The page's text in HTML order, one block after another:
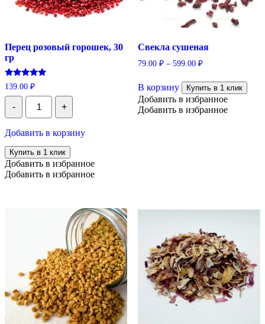
Перец розовый горошек, 30
гр
Оценка
5.00
из 5
139.00 ₽
-
Количество
Перец
розовый
30
гр
+
Добавить в корзину
Купить в 1 клик
Добавить в избранное
Добавить в избранное
Свекла сушеная
79.00 ₽– 599.00 ₽
В корзинутовар
имеет
несколько
Купить в 1 клик
Добавить в избранное
Добавить в избранное